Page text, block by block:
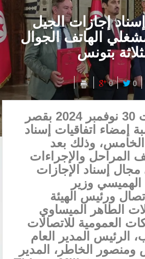
إجازات الجيل
الهاتف الجوال
بتونس
0
0
تمّ اليوم السبت 30 نوفمبر 2024 بقصر
إمضاء اتفاقيات إسناد
الخامس، وذلك بعد
المراحل والإجراءات
إسناد الإجازات
وزير
ورئيس الهيئة
الطاهر الميساوي
العمومية للاتصالات
الرئيس المدير العام
ومنصور الخاطر، المدير